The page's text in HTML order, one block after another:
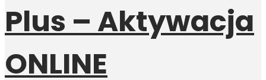
Plus – Aktywacja
ONLINE